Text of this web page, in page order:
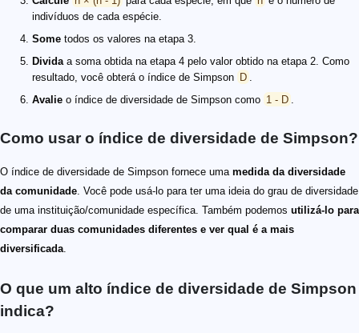
indivíduos de cada espécie.
Some todos os valores na etapa 3.
Divida a soma obtida na etapa 4 pelo valor obtido na etapa 2. Como
resultado, você obterá o índice de Simpson D
Avalie o índice de diversidade de Simpson como 1 - D
Como usar o índice de diversidade de Simpson?
O índice de diversidade de Simpson fornece uma medida da diversidade
da comunidade . Você pode usá-lo para ter uma ideia do grau de diversidade
de uma instituição/comunidade específica. Também podemos utilizá-lo para
comparar duas comunidades diferentes e ver qual é a mais
diversificada
O que um alto índice de diversidade de Simpson
indica?